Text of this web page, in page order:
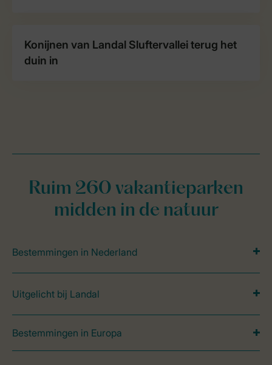
Konijnen van Landal Sluftervallei terug het
duin in
Ruim 260 vakantieparken
midden in de natuur
Bestemmingen in Nederland
Uitgelicht bij Landal
Bestemmingen in Europa